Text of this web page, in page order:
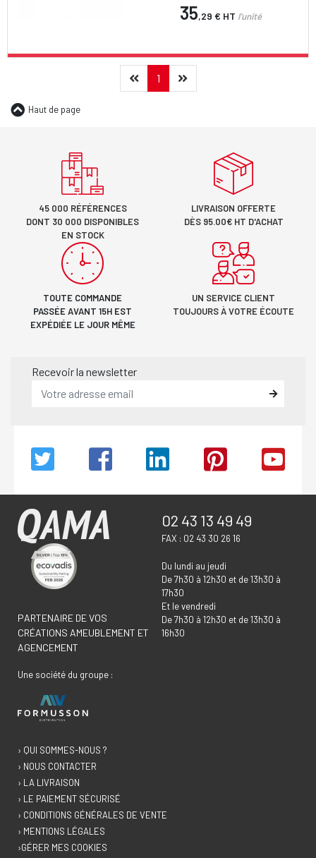
35,29 € HT l'unité
Précédent
1(current)Suivant
Haut de page
45 000 RÉFÉRENCES
DONT 30 000 DISPONIBLES
EN STOCK
LIVRAISON OFFERTE
DÈS 95.00€ HT D'ACHAT
TOUTE COMMANDE
PASSÉE AVANT 15H EST
EXPÉDIÉE LE JOUR MÊME
UN SERVICE CLIENT
TOUJOURS À VOTRE ÉCOUTE
Recevoir la newsletter
PARTENAIRE DE VOS
CRÉATIONS AMEUBLEMENT ET
AGENCEMENT
Une société du groupe :
02 43 13 49 49
FAX : 02 43 30 26 16
Du lundi au jeudi
De 7h30 à 12h30 et de 13h30 à
17h30
Et le vendredi
De 7h30 à 12h30 et de 13h30 à
16h30
› QUI SOMMES-NOUS ?
› NOUS CONTACTER
› LA LIVRAISON
› LE PAIEMENT SÉCURISÉ
› CONDITIONS GÉNÉRALES DE VENTE
› MENTIONS LÉGALES
›GÉRER MES COOKIES